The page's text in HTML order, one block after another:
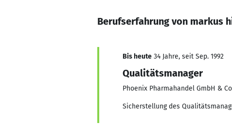
Berufserfahrung von markus
Bis heute 34 Jahre, seit Sep. 1992
Qualitätsmanager
Phoenix Pharmahandel GmbH & Co
Sicherstellung des